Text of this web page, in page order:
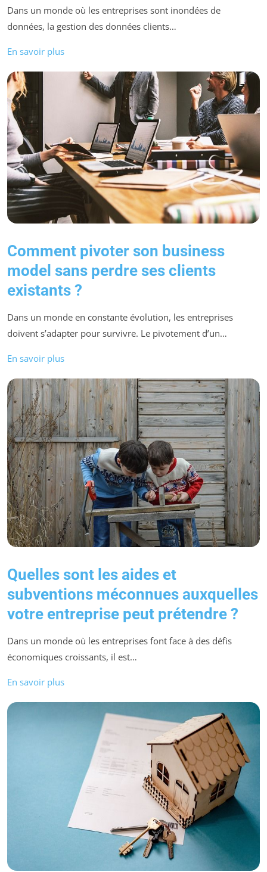
Dans un monde où les entreprises sont inondées de
données, la gestion des données clients…
En savoir plus
Comment pivoter son business
model sans perdre ses clients
existants ?
Dans un monde en constante évolution, les entreprises
doivent s’adapter pour survivre. Le pivotement d’un…
En savoir plus
Quelles sont les aides et
subventions méconnues auxquelles
votre entreprise peut prétendre ?
Dans un monde où les entreprises font face à des défis
économiques croissants, il est…
En savoir plus